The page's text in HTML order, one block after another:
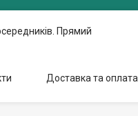
Прямий
Доставка та оплата